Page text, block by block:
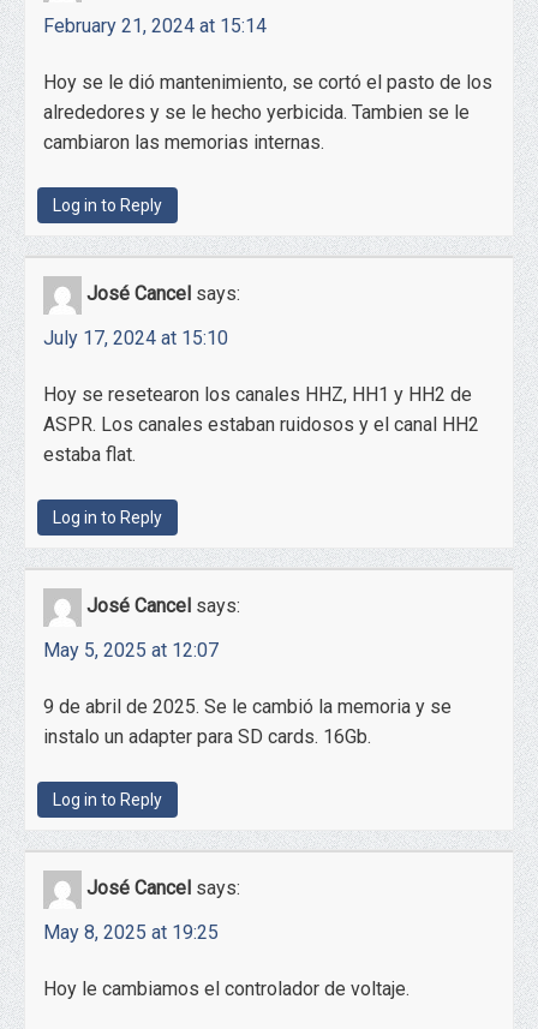
February 21, 2024 at 15:14
Hoy se le dió mantenimiento, se cortó el pasto de los
alrededores y se le hecho yerbicida. Tambien se le
cambiaron las memorias internas.
Log in to Reply
José Cancel says:
July 17, 2024 at 15:10
Hoy se resetearon los canales HHZ, HH1 y HH2 de
ASPR. Los canales estaban ruidosos y el canal HH2
estaba flat.
Log in to Reply
José Cancel says:
May 5, 2025 at 12:07
9 de abril de 2025. Se le cambió la memoria y se
instalo un adapter para SD cards. 16Gb.
Log in to Reply
José Cancel says:
May 8, 2025 at 19:25
Hoy le cambiamos el controlador de voltaje.